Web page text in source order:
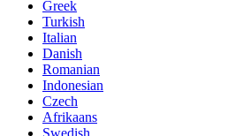
Greek
Turkish
Italian
Danish
Romanian
Indonesian
Czech
Afrikaans
Swedish